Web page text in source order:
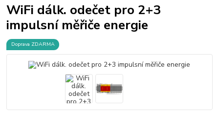
WiFi dálk. odečet pro 2+3
impulsní měřiče energie
Doprava ZDARMA